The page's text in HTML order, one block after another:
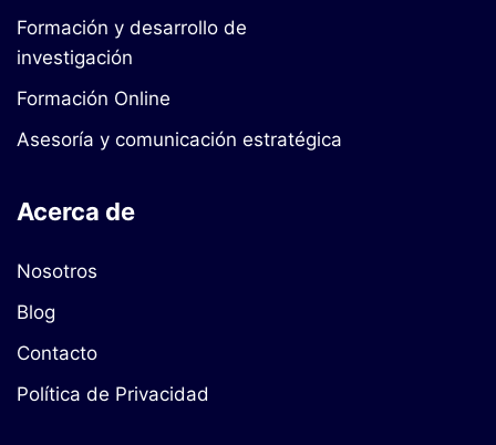
Formación y desarrollo de
investigación
Formación Online
Asesoría y comunicación estratégica
Acerca de
Nosotros
Blog
Contacto
Política de Privacidad